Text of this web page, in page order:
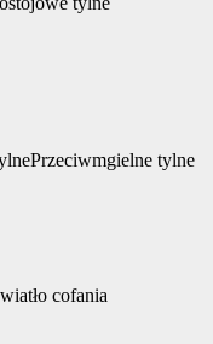
Przeciwmgielne tylne
cofania